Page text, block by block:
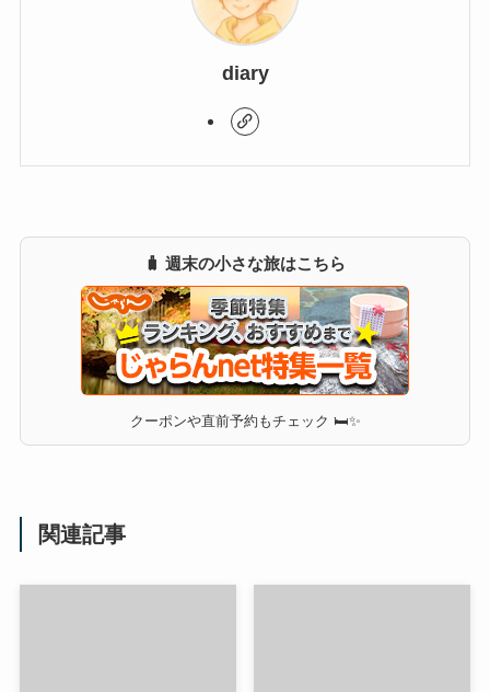
diary
🧳 週末の小さな旅はこちら
クーポンや直前予約もチェック 🛏✨
関連記事